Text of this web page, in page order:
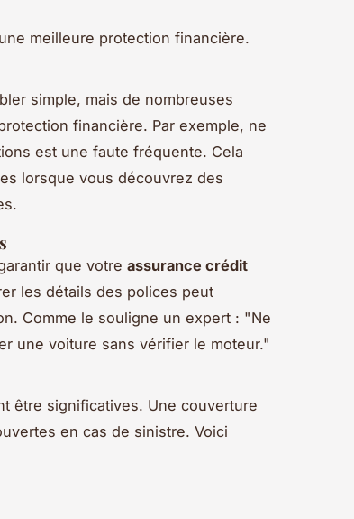
meilleure protection financière.
simple, mais de nombreuses
financière. Par exemple, ne
est une faute fréquente. Cela
lorsque vous découvrez des
que votre assurance crédit
les détails des polices peut
Comme le souligne un expert : "Ne
une voiture sans vérifier le moteur."
être significatives. Une couverture
en cas de sinistre. Voici